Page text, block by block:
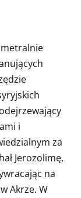
i
za
Jerozolimę,
na
Akrze. W